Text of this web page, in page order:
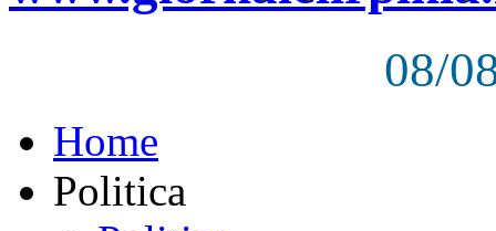
08/
Home
Politica